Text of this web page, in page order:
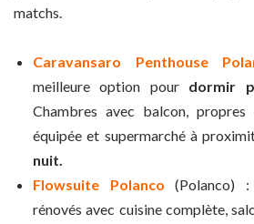
matchs.
Caravansaro Penthouse
meilleure option pour dormir
Chambres avec balcon,
équipée et supermarché à
nuit.
Flowsuite Polanco (Polanco)
rénovés avec cuisine complète,